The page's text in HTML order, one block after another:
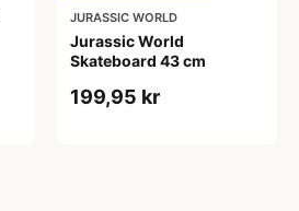
JURASSIC WORLD
Jurassic World
Skateboard 43 cm
199,95 kr